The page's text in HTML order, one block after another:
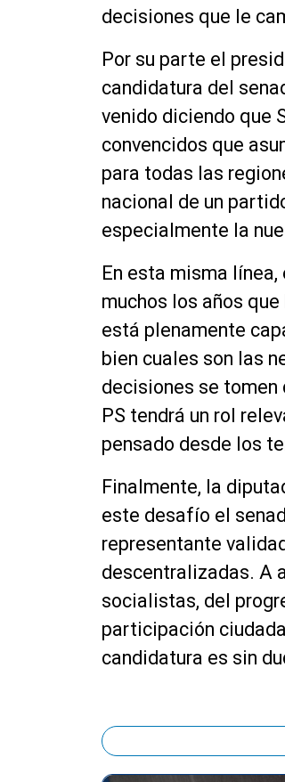
decisiones que le
Por su parte el
candidatura del
venido diciendo que
convencidos que
para todas las
nacional de un
especialmente la
En esta misma
muchos los años
está plenamente
bien cuales son las
decisiones se
PS tendrá un rol
pensado desde los
Finalmente, la
este desafío el
representante
descentralizadas. A
socialistas, del
participación
candidatura es sin